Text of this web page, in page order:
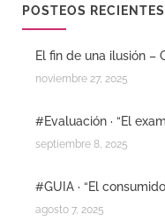
POSTEOS RECIENTES
El fin de una ilusión –
noviembre 27, 2025
#Evaluación · “El
septiembre 8, 2025
#GUIA · “El
agosto 7, 2025